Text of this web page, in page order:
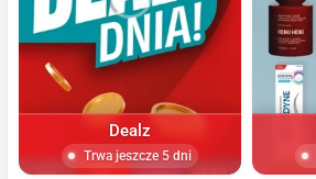
Dealz
Trwa jeszcze 5 dni